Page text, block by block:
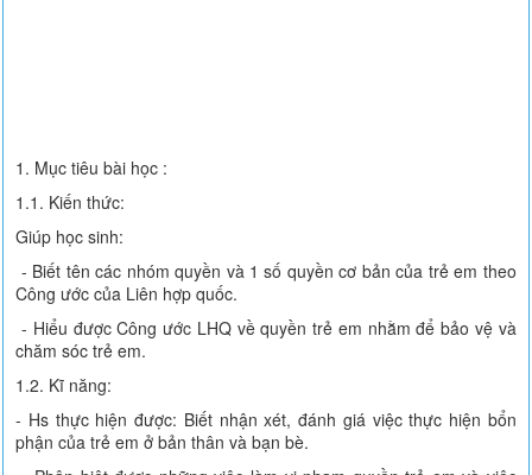
1. Mục tiêu bài học :
1.1. Kiến thức:
Giúp học sinh:
- Biết tên các nhóm quyền và 1 số quyền cơ bản của trẻ em theo
Công ước của Liên hợp quốc.
- Hiểu được Công ước LHQ về quyền trẻ em nhằm để bảo vệ và
chăm sóc trẻ em.
1.2. Kĩ năng:
- Hs thực hiện được: Biết nhận xét, đánh giá việc thực hiện bổn
phận của trẻ em ở bản thân và bạn bè.